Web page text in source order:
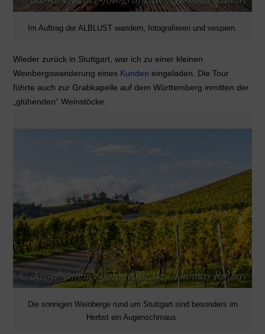
Im Auftrag der ALBLUST wandern, fotografieren und vespern.
Wieder zurück in Stuttgart, war ich zu einer kleinen
Weinbergswanderung eines Kunden eingeladen. Die Tour
führte auch zur Grabkapelle auf dem Württemberg inmitten der
„glühenden“ Weinstöcke.
Die sonnigen Weinberge rund um Stuttgart sind besonders im
Herbst ein Augenschmaus.